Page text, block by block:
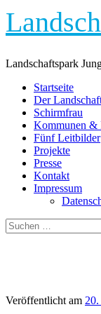
Landschaftspark
Inhalt
springen
Startseite
Der
Schirmfrau
Kommunen &
Fünf Leitbilder
Projekte
Presse
Kontakt
Impressum
Suchen
nach:
Veröffentlicht am